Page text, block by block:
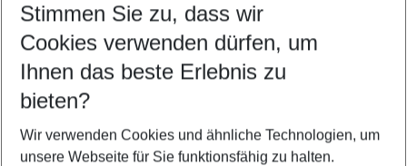
Abflughafen wählen
Beliebiger Abflughafen
Reisezeitraum wählen
12.08.26– 10.08.27 5-8 Nächte
2 Erwachsene Keine Kinder
Stimmen Sie zu, dass wir
Cookies verwenden dürfen, um
Ihnen das beste Erlebnis zu
bieten?
Wir verwenden Cookies und ähnliche Technologien, um
unsere Webseite für Sie funktionsfähig zu halten.